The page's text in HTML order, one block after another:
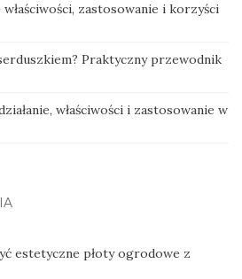
zastosowanie i korzyści
Praktyczny przewodnik
właściwości i zastosowanie w
estetyczne płoty ogrodowe z